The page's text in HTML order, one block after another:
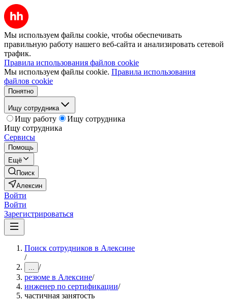
Мы используем файлы cookie, чтобы обеспечивать
правильную работу нашего веб-сайта и анализировать сетевой
трафик.
Правила использования файлов cookie
Мы используем файлы cookie. Правила использования
файлов cookie
Понятно
Ищу сотрудника
Ищу работу
Ищу сотрудника
Ищу сотрудника
Сервисы
Помощь
Ещё
Поиск
Алексин
Войти
Войти
Зарегистрироваться
Поиск сотрудников в Алексине
/
... /
резюме в Алексине/
инженер по сертификации/
частичная занятость